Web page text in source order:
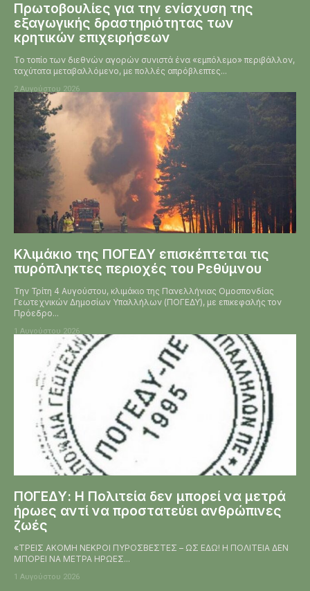
Πρωτοβουλίες για την ενίσχυση της
εξαγωγικής δραστηριότητας των
κρητικών επιχειρήσεων
Το τοπίο των διεθνών αγορών συνιστά ένα «εμπόλεμο» περιβάλλον,
ταχύτατα μεταβαλλόμενο, με πολλές απρόβλεπτες...
2 Αυγούστου 2026
Κλιμάκιο της ΠΟΓΕΔΥ επισκέπτεται τις
πυρόπληκτες περιοχές του Ρεθύμνου
Την Τρίτη 4 Αυγούστου, κλιμάκιο της Πανελλήνιας Ομοσπονδίας
Γεωτεχνικών Δημοσίων Υπαλλήλων (ΠΟΓΕΔΥ), με επικεφαλής τον
Πρόεδρο...
1 Αυγούστου 2026
ΠΟΓΕΔΥ: Η Πολιτεία δεν μπορεί να μετρά
ήρωες αντί να προστατεύει ανθρώπινες
ζωές
«ΤΡΕΙΣ ΑΚΟΜΗ ΝΕΚΡΟΙ ΠΥΡΟΣΒΕΣΤΕΣ – ΩΣ ΕΔΩ! Η ΠΟΛΙΤΕΙΑ ΔΕΝ
ΜΠΟΡΕΙ ΝΑ ΜΕΤΡΑ ΗΡΩΕΣ...
1 Αυγούστου 2026